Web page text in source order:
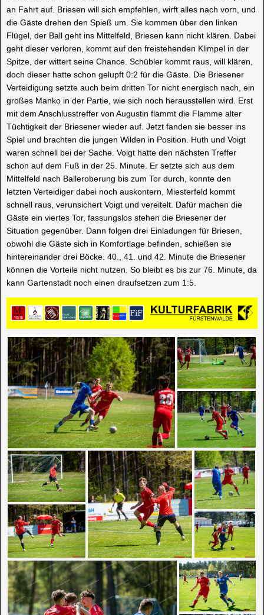
an Fahrt auf. Briesen will sich empfehlen, wirft alles nach vorn, und
die Gäste drehen den Spieß um. Sie kommen über den linken
Flügel, der Ball geht ins Mittelfeld, Briesen kann nicht klären. Dabei
geht dieser verloren, kommt auf den freistehenden Klimpel in der
Spitze, der wittert seine Chance. Schübler kommt raus, will klären,
doch dieser hatte schon gelupft 0:2 für die Gäste. Die Briesener
Verteidigung setzte auch beim dritten Tor nicht energisch nach, ein
großes Manko in der Partie, wie sich noch herausstellen wird. Erst
mit dem Anschlusstreffer von Augustin flammt die Flamme alter
Tüchtigkeit der Briesener wieder auf. Jetzt fanden sie besser ins
Spiel und brachten die jungen Wilden in Position. Huth und Voigt
waren schnell bei der Sache. Voigt hatte den nächsten Treffer
schon auf dem Fuß in der 25. Minute. Er setzte sich aus dem
Mittelfeld nach Balleroberung bis zum Tor durch, konnte den
letzten Verteidiger dabei noch auskontern, Miesterfeld kommt
schnell raus, verunsichert Voigt und vereitelt. Dafür machen die
Gäste ein viertes Tor, fassungslos stehen die Briesener der
Situation gegenüber. Dann folgen drei Einladungen für Briesen,
obwohl die Gäste sich in Komfortlage befinden, schießen sie
hintereinander drei Böcke. 40., 41. und 42. Minute die Briesener
können die Vorteile nicht nutzen. So bleibt es bis zur 76. Minute, da
kann Gartenstadt noch einen draufsetzen zum 1:5.